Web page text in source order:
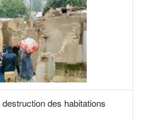
des habitations